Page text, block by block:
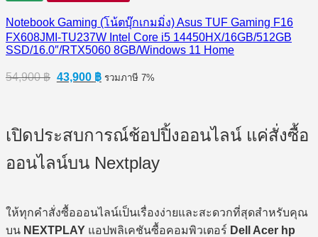
Notebook Gaming (โน้ตบุ๊กเกมมิ่ง) Asus TUF Gaming F16
FX608JMI-TU237W Intel Core i5 14450HX/16GB/512GB
SSD/16.0″/RTX5060 8GB/Windows 11 Home
54,900฿ Original
price
43,900 ฿Current
price
รวมภาษี 7%
เปิดประสบการณ์ช้อปปิ้งออนไลน์ แค่สั่งซื้อ
ออนไลน์บน Nextplay
ให้ทุกคำสั่งซื้อออนไลน์เป็นเรื่องง่ายและสะดวกที่สุดสำหรับคุณ
บน NEXTPLAY แอปพลิเคชันซื้อคอมพิวเตอร์ Dell Acer hp